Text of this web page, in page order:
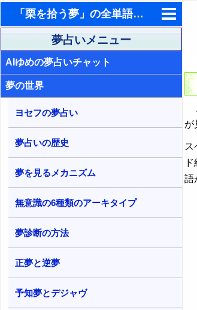
「栗を拾う夢」の全単語を含む夢占い検索結果
東洋・西洋占星術
ホラリー占星術
手相占いで未来診断
タロットカードで無料占い
命名の姓名判断
飛星派風水で住宅開運
男と女の心理学と心理テスト
夢占いメニュー
AIゆめの夢占いチャット
夢の世界
ヨセフの夢占い
夢占いの歴史
夢を見るメカニズム
無意識の6種類のアーキタイプ
夢診断の方法
正夢と逆夢
予知夢とデジャヴ
が
ス
語